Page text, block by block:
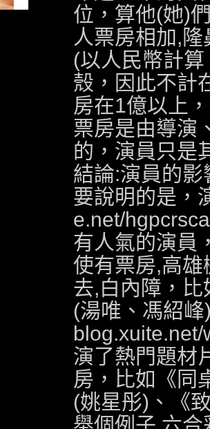
位，算他(她)
人票房相加,隆
(以人民幣計
殼 ，因此不
房在1億以上
票房是由導演
的，演員只是
結論:演員的
要說明的是，
e.net/
有人氣的演員
使有票房,高雄
去,白內障 ，
(湯唯、馮紹峰
演了熱門題材
房，比如《同
(姚星彤)、《